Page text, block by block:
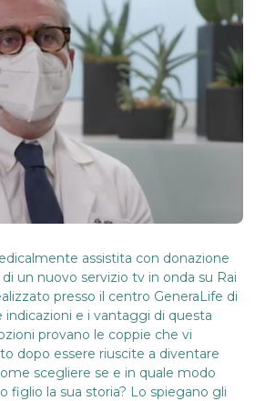
assistita con donazione
un nuovo servizio tv in onda su Rai
presso il centro GeneraLife di
indicazioni e i vantaggi di questa
provano le coppie che vi
dopo essere riuscite a diventare
scegliere se e in quale modo
figlio la sua storia? Lo spiegano gli